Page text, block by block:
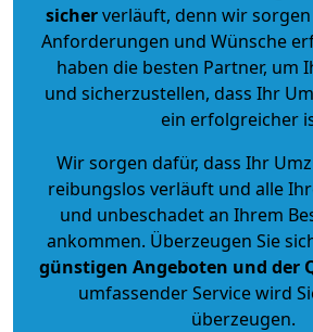
sicherverläuft, denn wir sorgen
Anforderungen und Wünsche
haben die besten Partner, um
und sicherzustellen, dass Ihr
ein erfolgreicher
Wir sorgen dafür, dass Ihr
reibungslos verläuft und alle
und unbeschadet an Ihrem
ankommen. Überzeugen Sie
günstigen Angeboten und der
umfassender Service wird
überzeugen.